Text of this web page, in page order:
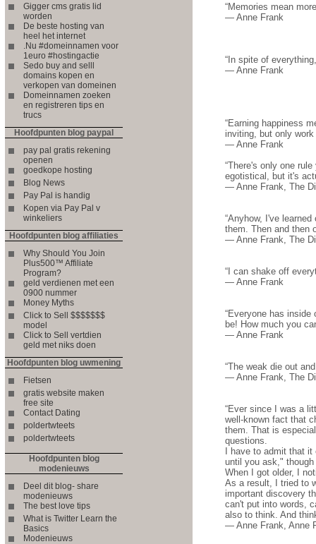
Gigger cms gratis lid
worden
De beste hosting van
heel het internet
.Nu #domeinnamen voor
1euro #hostingactie
Sedo buy and selll
domains kopen en
verkopen van domeinen
Domeinnamen zoeken
en registreren tips en
trucs
Hoofdpunten blog paypal
pay pal gratis rekening
openen
goedkope hosting
Blog News
Pay Pal is handig
Kopen via Pay Pal v
winkeliers
Hoofdpunten blog affiliaties
Why Should You Join
Plus500™ Affiliate
Program?
geld verdienen met een
0900 nummer
Money Myths
Click to Sell $$$$$$$
model
Click to Sell vertdien
geld met niks doen
Hoofdpunten blog uwmening
Fietsen
gratis website maken
free site
Contact Dating
poldertwteets
poldertwteets
Hoofdpunten blog
modenieuws
Deel dit blog- share
modenieuws
The best love tips
What is Twitter Learn the
Basics
Modenieuws
“Memories mean
― Anne Frank
“In spite of
― Anne Frank
“Earning happiness
inviting, but only
― Anne Frank
“There's only one
egotistical, but it's
― Anne Frank, The
“Anyhow, I've
them. Then and then
― Anne Frank, The
“I can shake off
― Anne Frank
“Everyone has
be! How much you
― Anne Frank
“The weak die out
― Anne Frank, The
“Ever since I was a
well-known fact that
them. That is
questions.
I have to admit that it
until you ask,"
When I got older, I
As a result, I tried to
important discovery
can't put into words,
also to think. And
― Anne Frank, Anne